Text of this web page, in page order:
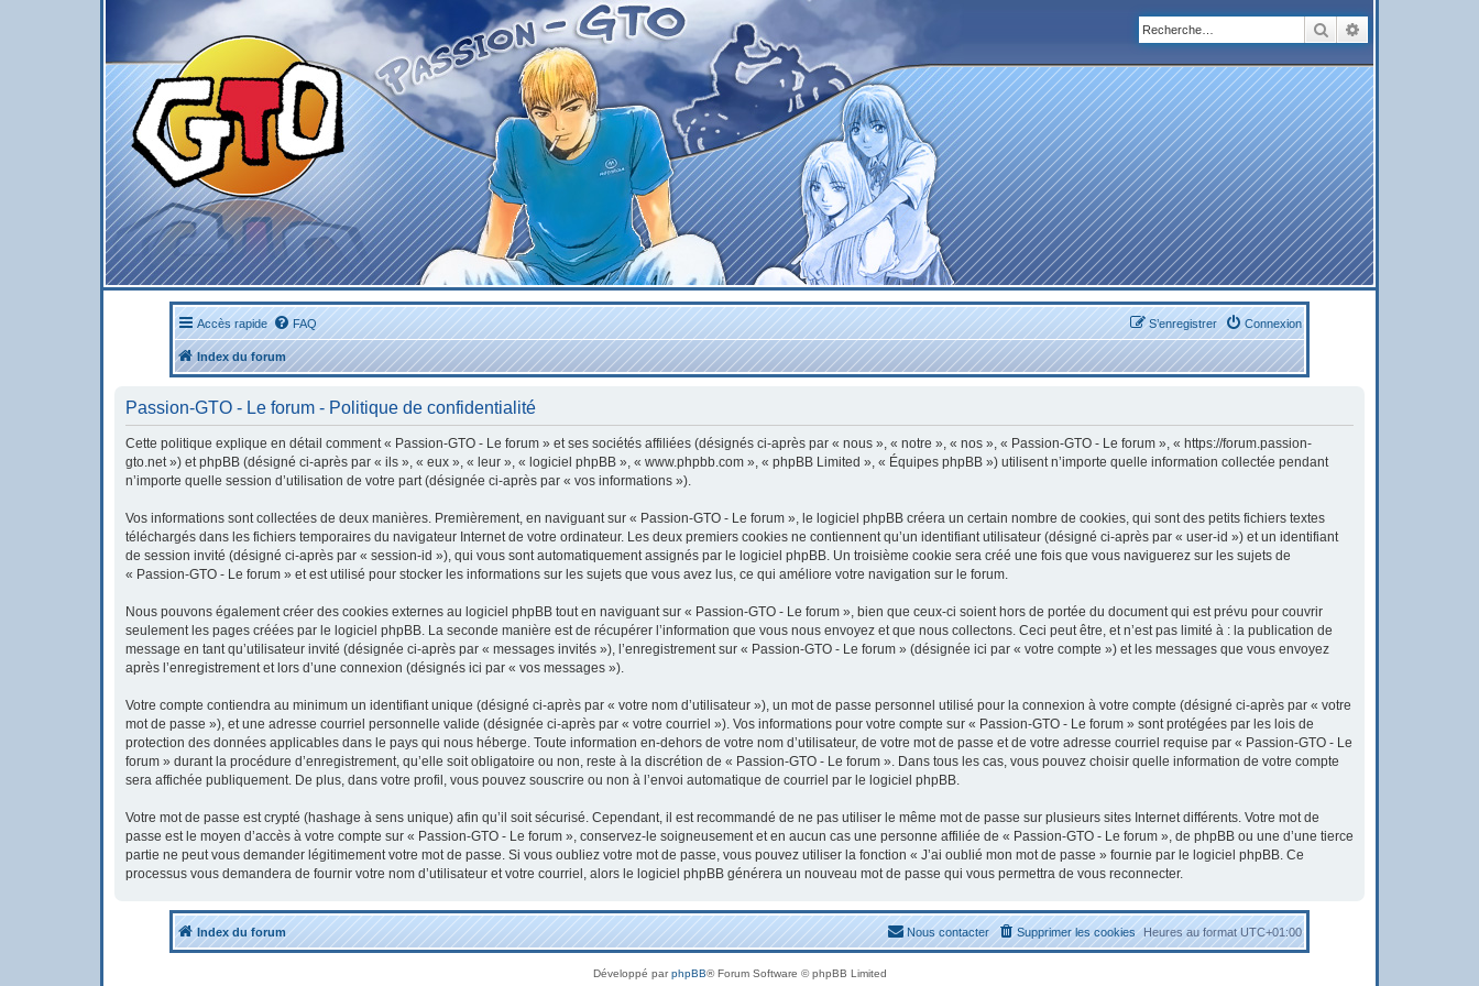
Rechercher
Accès rapide FAQ Connexion
S’enregistrer
Index du forum
Passion-GTO - Le forum - Politique de confidentialité
Cette politique explique en détail comment « Passion-GTO - Le forum » et ses sociétés affiliées (désignés ci-après par « nous », « notre », « nos », « Passion-GTO - Le forum », « https://forum.passion-
gto.net ») et phpBB (désigné ci-après par « ils », « eux », « leur », « logiciel phpBB », « www.phpbb.com », « phpBB Limited », « Équipes phpBB ») utilisent n’importe quelle information collectée pendant
n’importe quelle session d’utilisation de votre part (désignée ci-après par « vos informations »).
Vos informations sont collectées de deux manières. Premièrement, en naviguant sur « Passion-GTO - Le forum », le logiciel phpBB créera un certain nombre de cookies, qui sont des petits fichiers textes
téléchargés dans les fichiers temporaires du navigateur Internet de votre ordinateur. Les deux premiers cookies ne contiennent qu’un identifiant utilisateur (désigné ci-après par « user-id ») et un identifiant
de session invité (désigné ci-après par « session-id »), qui vous sont automatiquement assignés par le logiciel phpBB. Un troisième cookie sera créé une fois que vous naviguerez sur les sujets de
« Passion-GTO - Le forum » et est utilisé pour stocker les informations sur les sujets que vous avez lus, ce qui améliore votre navigation sur le forum.
Nous pouvons également créer des cookies externes au logiciel phpBB tout en naviguant sur « Passion-GTO - Le forum », bien que ceux-ci soient hors de portée du document qui est prévu pour couvrir
seulement les pages créées par le logiciel phpBB. La seconde manière est de récupérer l’information que vous nous envoyez et que nous collectons. Ceci peut être, et n’est pas limité à : la publication de
message en tant qu’utilisateur invité (désignée ci-après par « messages invités »), l’enregistrement sur « Passion-GTO - Le forum » (désignée ici par « votre compte ») et les messages que vous envoyez
après l’enregistrement et lors d’une connexion (désignés ici par « vos messages »).
Votre compte contiendra au minimum un identifiant unique (désigné ci-après par « votre nom d’utilisateur »), un mot de passe personnel utilisé pour la connexion à votre compte (désigné ci-après par « votre
mot de passe »), et une adresse courriel personnelle valide (désignée ci-après par « votre courriel »). Vos informations pour votre compte sur « Passion-GTO - Le forum » sont protégées par les lois de
protection des données applicables dans le pays qui nous héberge. Toute information en-dehors de votre nom d’utilisateur, de votre mot de passe et de votre adresse courriel requise par « Passion-GTO - Le
forum » durant la procédure d’enregistrement, qu’elle soit obligatoire ou non, reste à la discrétion de « Passion-GTO - Le forum ». Dans tous les cas, vous pouvez choisir quelle information de votre compte
sera affichée publiquement. De plus, dans votre profil, vous pouvez souscrire ou non à l’envoi automatique de courriel par le logiciel phpBB.
Votre mot de passe est crypté (hashage à sens unique) afin qu’il soit sécurisé. Cependant, il est recommandé de ne pas utiliser le même mot de passe sur plusieurs sites Internet différents. Votre mot de
passe est le moyen d’accès à votre compte sur « Passion-GTO - Le forum », conservez-le soigneusement et en aucun cas une personne affiliée de « Passion-GTO - Le forum », de phpBB ou une d’une tierce
partie ne peut vous demander légitimement votre mot de passe. Si vous oubliez votre mot de passe, vous pouvez utiliser la fonction « J’ai oublié mon mot de passe » fournie par le logiciel phpBB. Ce
processus vous demandera de fournir votre nom d’utilisateur et votre courriel, alors le logiciel phpBB générera un nouveau mot de passe qui vous permettra de vous reconnecter.
Index du forum Heures au formatUTC+01:00
Supprimer les cookies
Nous contacter
Développé parphpBB® Forum Software © phpBB Limited